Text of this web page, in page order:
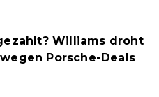
Williams droht
Porsche-Deals